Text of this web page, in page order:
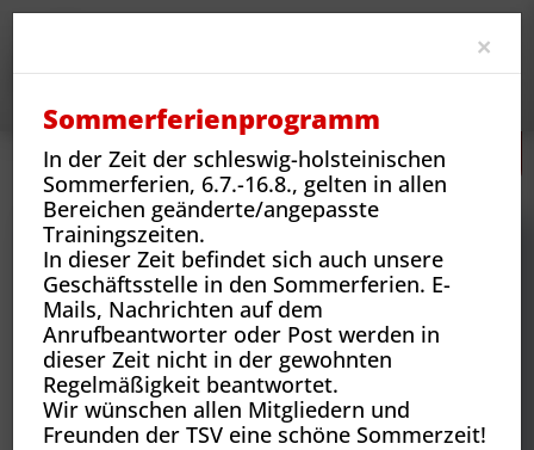
Sportarten Sportangebote und Abteilungen Kung Fu
×
Sommerferienprogramm
In der Zeit der schleswig-holsteinischen
Sommerferien, 6.7.-16.8., gelten in allen
Bereichen geänderte/angepasste
Trainingszeiten.
In dieser Zeit befindet sich auch unsere
Geschäftsstelle in den Sommerferien. E-
Mails, Nachrichten auf dem
Anrufbeantworter oder Post werden in
dieser Zeit nicht in der gewohnten
Regelmäßigkeit beantwortet.
Wir wünschen allen Mitgliedern und
Freunden der TSV eine schöne Sommerzeit!